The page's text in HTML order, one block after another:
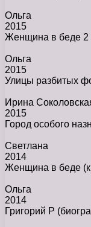
Ольга
2015
Женщина в беде 2
Ольга
2015
Улицы разбитых
Ирина
2015
Город особого
Светлана
2014
Женщина в беде
Ольга
2014
Григорий Р